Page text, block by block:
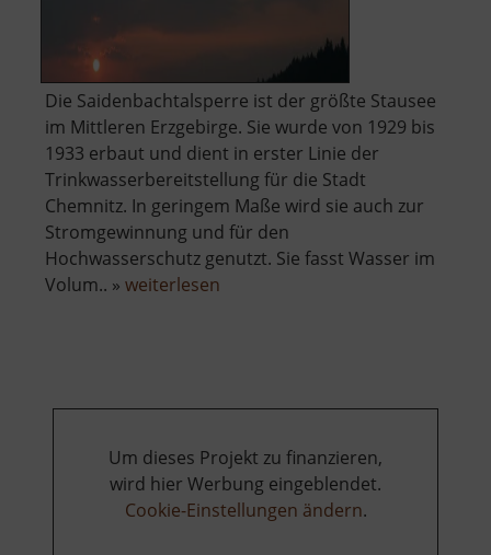
Die Saidenbachtalsperre ist der größte Stausee
im Mittleren Erzgebirge. Sie wurde von 1929 bis
1933 erbaut und dient in erster Linie der
Trinkwasserbereitstellung für die Stadt
Chemnitz. In geringem Maße wird sie auch zur
Stromgewinnung und für den
Hochwasserschutz genutzt. Sie fasst Wasser im
Volum.. » weiterlesen
Um dieses Projekt zu finanzieren,
wird hier Werbung eingeblendet.
Cookie-Einstellungen ändern.